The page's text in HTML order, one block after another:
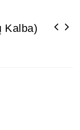
Kalba)